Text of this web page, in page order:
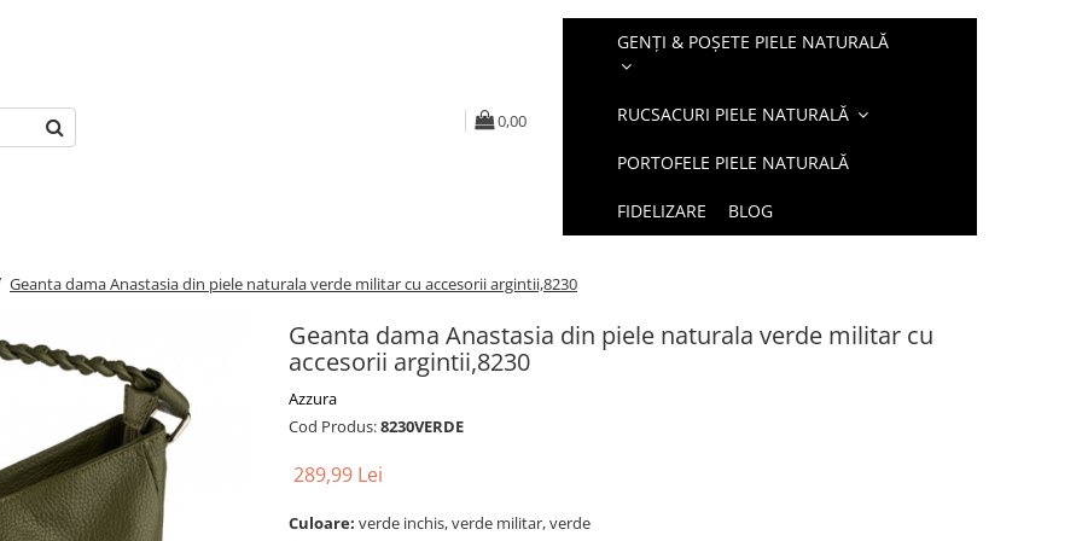
0,00
GENȚI & POȘETE PIELE NATURALĂ
RUCSACURI PIELE NATURALĂ
PORTOFELE PIELE NATURALĂ
FIDELIZARE BLOG
Geanta dama Anastasia din piele naturala verde militar cu accesorii argintii,8230
Geanta dama Anastasia din piele naturala verde militar cu
accesorii argintii,8230
Azzura
Cod Produs:8230VERDE
289,99 Lei
Culoare: verde inchis, verde militar, verde